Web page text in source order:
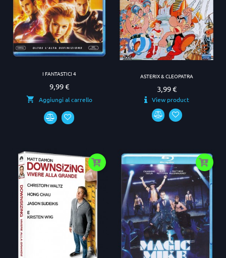
I FANTASTICI 4
Prezzo
9,99 €
Aggiungi al carrello
ASTERIX & CLEOPATRA
Prezzo
3,99 €
View product